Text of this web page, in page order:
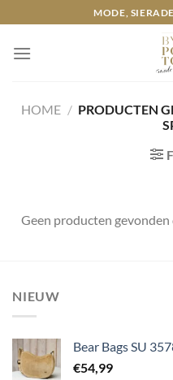
naar
inhoud
MODE,
HOME / PRODUCTEN
Geen producten
NIEUW
Bear Bags SU
€54,99